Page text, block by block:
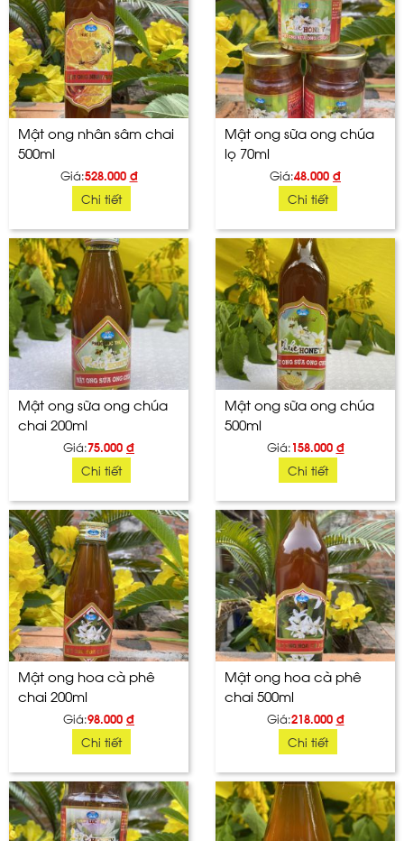
Mật ong nhân sâm chai
500ml
Giá:528.000 đ
Chi tiết
Mật ong sữa ong chúa
lọ 70ml
Giá:48.000 đ
Chi tiết
Mật ong sữa ong chúa
chai 200ml
Giá:75.000 đ
Chi tiết
Mật ong sữa ong chúa
500ml
Giá:158.000 đ
Chi tiết
Mật ong hoa cà phê
chai 200ml
Giá:98.000 đ
Chi tiết
Mật ong hoa cà phê
chai 500ml
Giá:218.000 đ
Chi tiết